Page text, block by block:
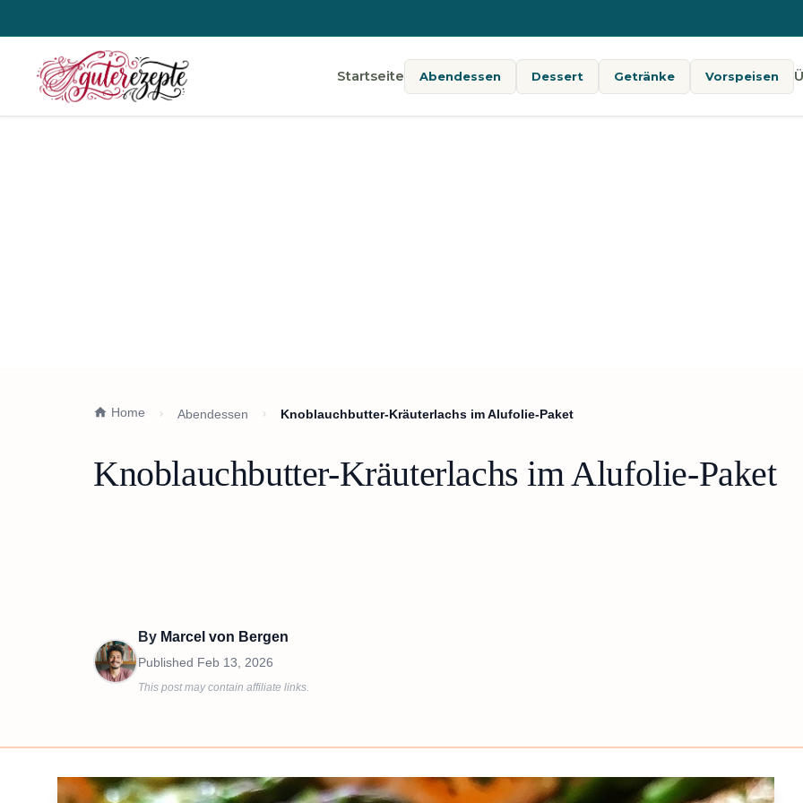
Startseite Abendessen Dessert Getränke Vorspeisen
Home Abendessen Knoblauchbutter-Kräuterlachs im Alufolie-Paket
Knoblauchbutter-Kräuterlachs im Alufolie-Paket
By Marcel von Bergen
Published Feb 13, 2026
This post may contain affiliate links.